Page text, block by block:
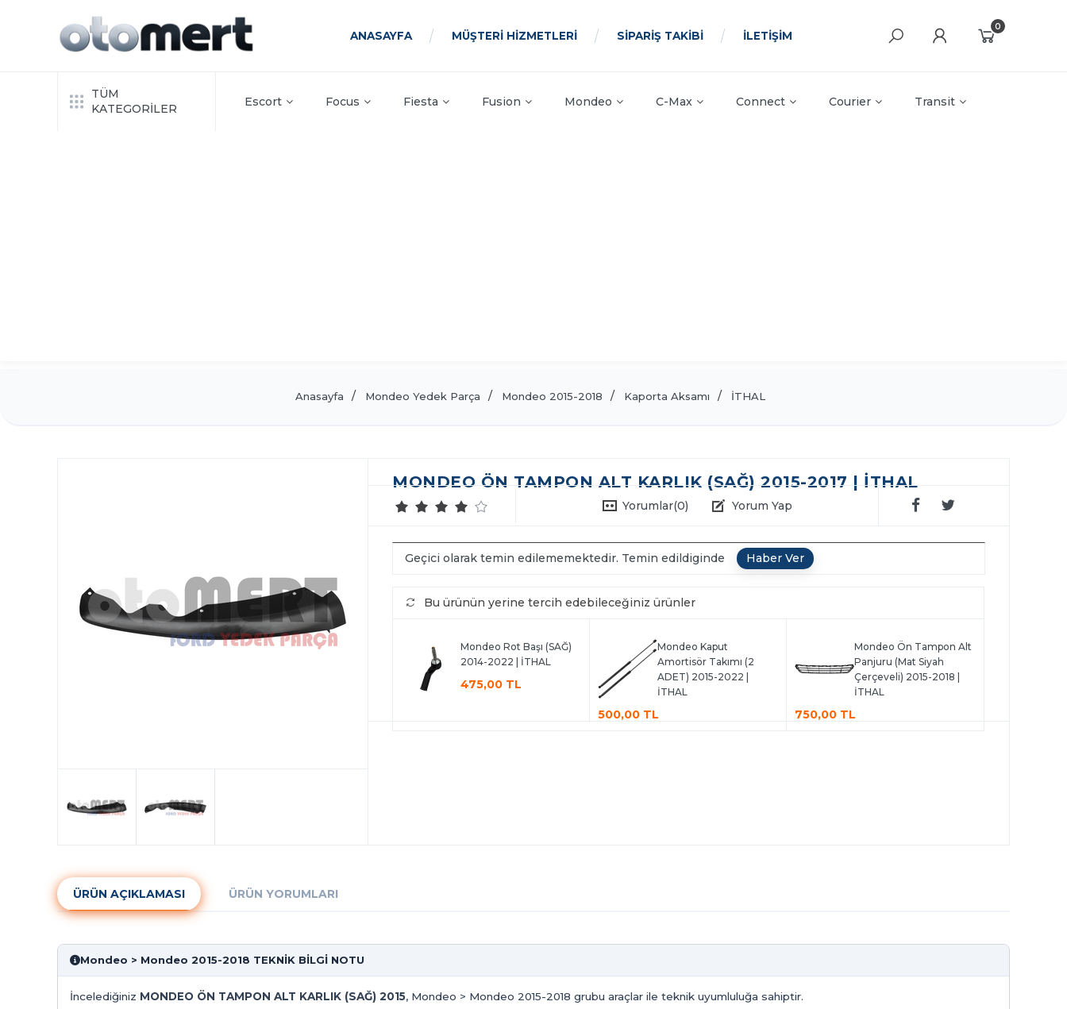
ANASAYFA MÜŞTERİ HİZMETLERİ SİPARİŞ TAKİBİ İLETİŞİM
0
TÜM
KATEGORİLER
Escort Focus Fiesta Fusion Mondeo C-Max Connect Courier Transit
Anasayfa Mondeo Yedek Parça Mondeo 2015-2018 Kaporta Aksamı İTHAL
MONDEO ÖN TAMPON ALT KARLIK (SAĞ) 2015-2017 | İTHAL
Yorumlar(0) Yorum Yap
Geçici olarak temin edilememektedir. Temin edildiginde
Bu ürünün yerine tercih edebileceğiniz ürünler
Mondeo Rot Başı (SAĞ)
2014-2022 | İTHAL
475,00 TL
Mondeo Kaput
Amortisör Takımı (2
ADET) 2015-2022 |
İTHAL
500,00 TL
Mondeo Ön Tampon Alt
Panjuru (Mat Siyah
Çerçeveli) 2015-2018 |
İTHAL
750,00 TL
ÜRÜN AÇIKLAMASI ÜRÜN YORUMLARI
Mondeo > Mondeo 2015-2018 TEKNİK BİLGİ NOTU
İncelediğiniz MONDEO ÖN TAMPON ALT KARLIK (SAĞ) 2015, Mondeo > Mondeo 2015-2018 grubu araçlar ile teknik uyumluluğa sahiptir.